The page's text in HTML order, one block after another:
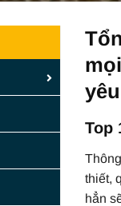
Top
thiết,
hẳn